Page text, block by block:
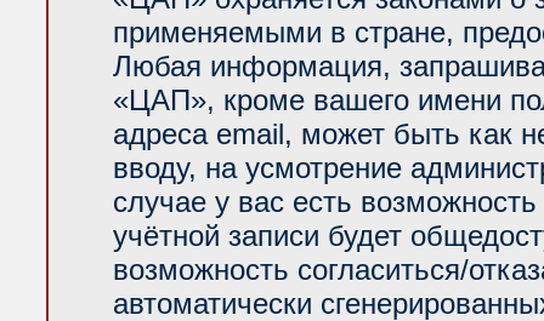
применяемыми в стране,
Любая информация,
«ЦАП», кроме вашего имени
адреса email, может быть как
вводу, на усмотрение
случае у вас есть
учётной записи будет
возможность согласиться/
автоматически